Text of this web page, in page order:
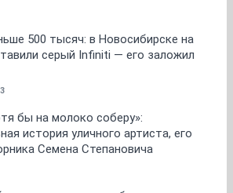
500 тысяч: в Новосибирске на
серый Infiniti — его заложил
бы на молоко соберу»:
история уличного артиста, его
Семена Степановича